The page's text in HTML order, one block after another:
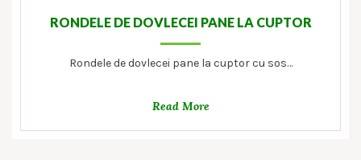
RONDELE DE DOVLECEI PANE LA CUPTOR
Rondele de dovlecei pane la cuptor cu sos…
Read More